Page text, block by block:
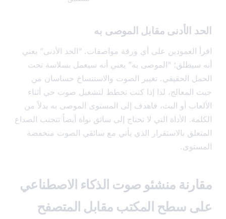
الأدنى مقابل الموصى به
العمودين على أي ورقة مواصفات. “الحد الأدنى” يعني
“الموصى به” يعني أنه سيعمل بسلاسة تحت
الحقيقي. تغيير الصوت والاستنساخ حساسان من
لذا إذا كنت تخطط لتشغيل صوت حي أثناء
أو البث، فاهدف إلى المستوى الموصى به بدلاً من
الأداة التي لا تحتاج إلى سائق نواة أيضاً تتجنب الصداع
بالاستقرار الذي يأتي مع سائقي الصوت منخفضة
منشئو صوت الذكاء الاصطناعي
سطح المكتب مقابل المتصفح